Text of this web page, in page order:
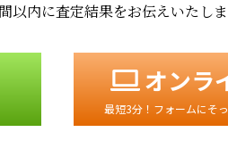
以内に査定結果をお伝えいたしま
オンラ
最短3分！フォームにそ